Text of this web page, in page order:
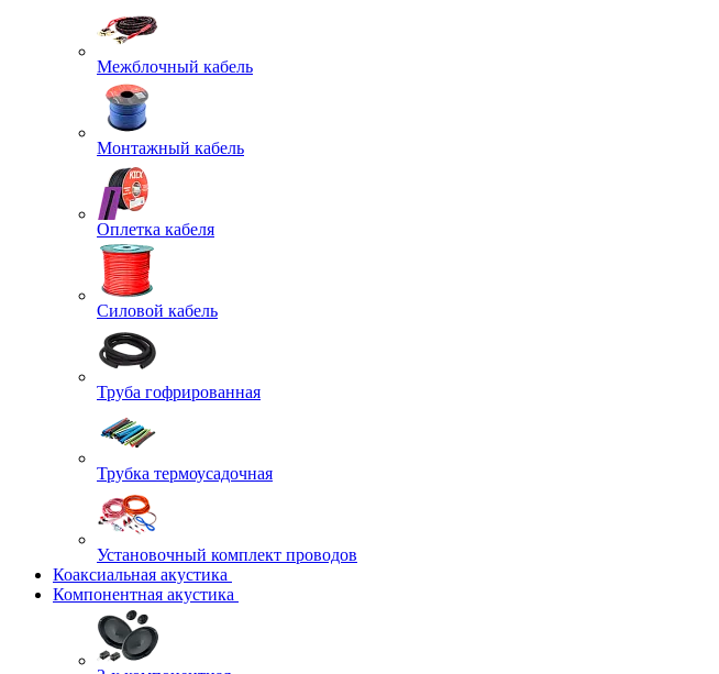
Межблочный кабель
Монтажный кабель
Оплетка кабеля
Силовой кабель
Труба гофрированная
Трубка термоусадочная
Установочный комплект проводов
Коаксиальная акустика
Компонентная акустика